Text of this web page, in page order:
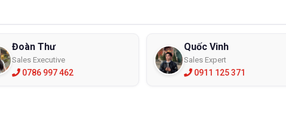
Đoàn Thư
Sales Executive
0786 997 462
Quốc Vinh
Sales Expert
0911 125 371